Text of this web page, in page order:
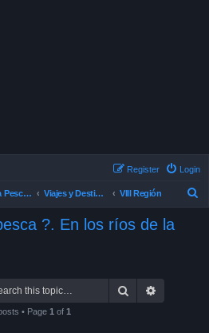
Login
Register
El Foro de la Pesca con Mosca en Chile Viajes y Destinos de Pesca VIII Región
?. En los ríos de la
Search
• Page 1 of 1